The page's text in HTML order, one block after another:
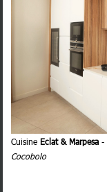
Cuisine Eclat & Marpesa -
Cocobolo